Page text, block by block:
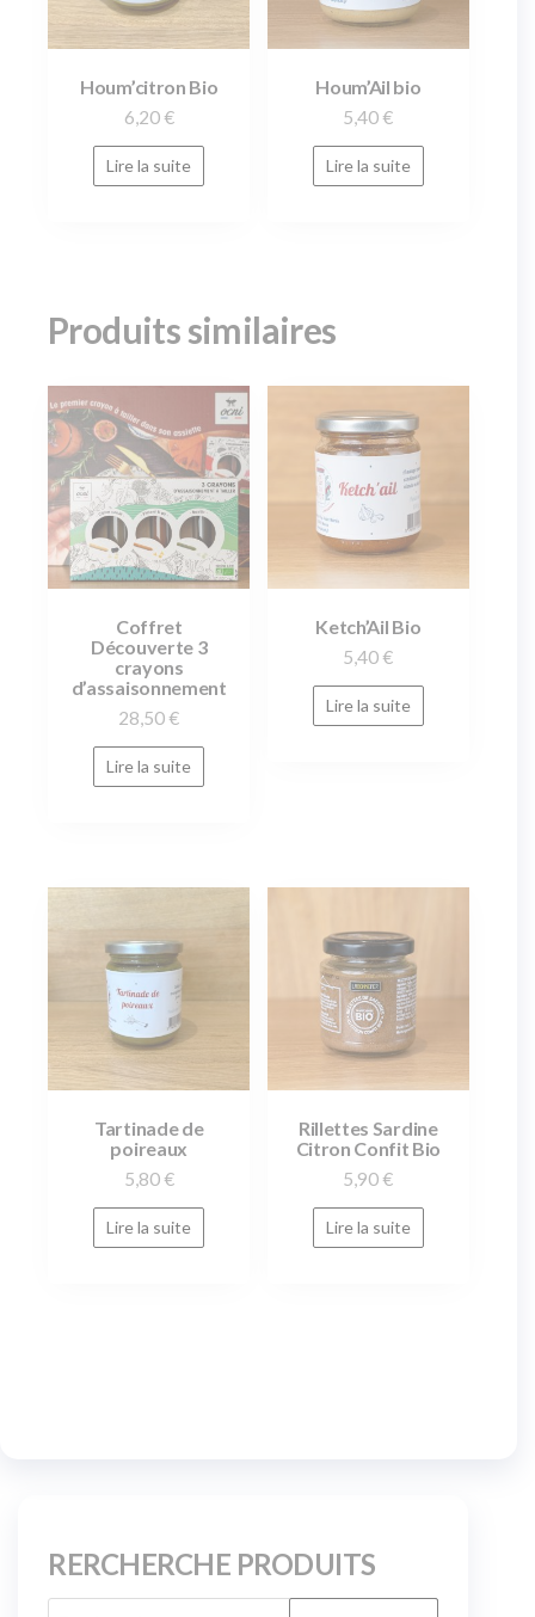
Houm’citron Bio
6,20 €
Lire la suite
Houm’Ail bio
5,40 €
Lire la suite
Produits similaires
Coffret
Découverte 3
crayons
d’assaisonnement
28,50 €
Lire la suite
Ketch’Ail Bio
5,40 €
Lire la suite
Tartinade de
poireaux
5,80 €
Lire la suite
Rillettes Sardine
Citron Confit Bio
5,90 €
Lire la suite
RERCHERCHE PRODUITS